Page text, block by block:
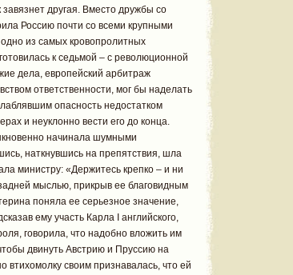
другая. Вместо дружбы со
Россию почти со всеми крупными
из самых кровопролитных
к седьмой – с революционной
дела, европейский арбитраж
ответственности, мог бы наделать
опасность недостатком
и неуклонно вести его до конца.
начинала шумными
наткнувшись на препятствия, шла
министру: «Держитесь крепко – и ни
мыслью, прикрыв ее благовидным
поняла ее серьезное значение,
ему участь Карла I английского,
говорила, что надобно вложить им
двинуть Австрию и Пруссию на
своим признавалась, что ей